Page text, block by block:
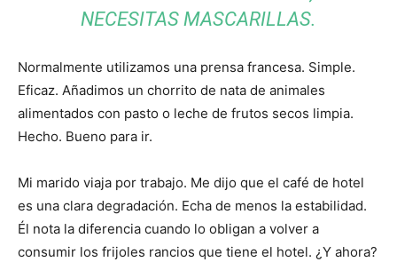
NECESITAS MASCARILLAS.
Normalmente utilizamos una prensa francesa. Simple.
Eficaz. Añadimos un chorrito de nata de animales
alimentados con pasto o leche de frutos secos limpia.
Hecho. Bueno para ir.
Mi marido viaja por trabajo. Me dijo que el café de hotel
es una clara degradación. Echa de menos la estabilidad.
Él nota la diferencia cuando lo obligan a volver a
consumir los frijoles rancios que tiene el hotel. ¿Y ahora?